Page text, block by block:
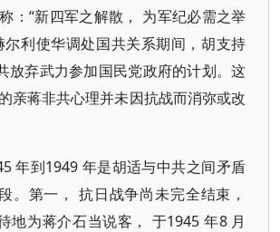
：“新四军之解散， 为军纪必需之举
尔利使华调处国共关系期间，胡支持
放弃武力参加国民党政府的计划。这
亲蒋非共心理并未因抗战而消弥或改
年到1949 年是胡适与中共之间矛盾
。第一， 抗日战争尚未完全结束，
地为蒋介石当说客， 于1945 年8 月